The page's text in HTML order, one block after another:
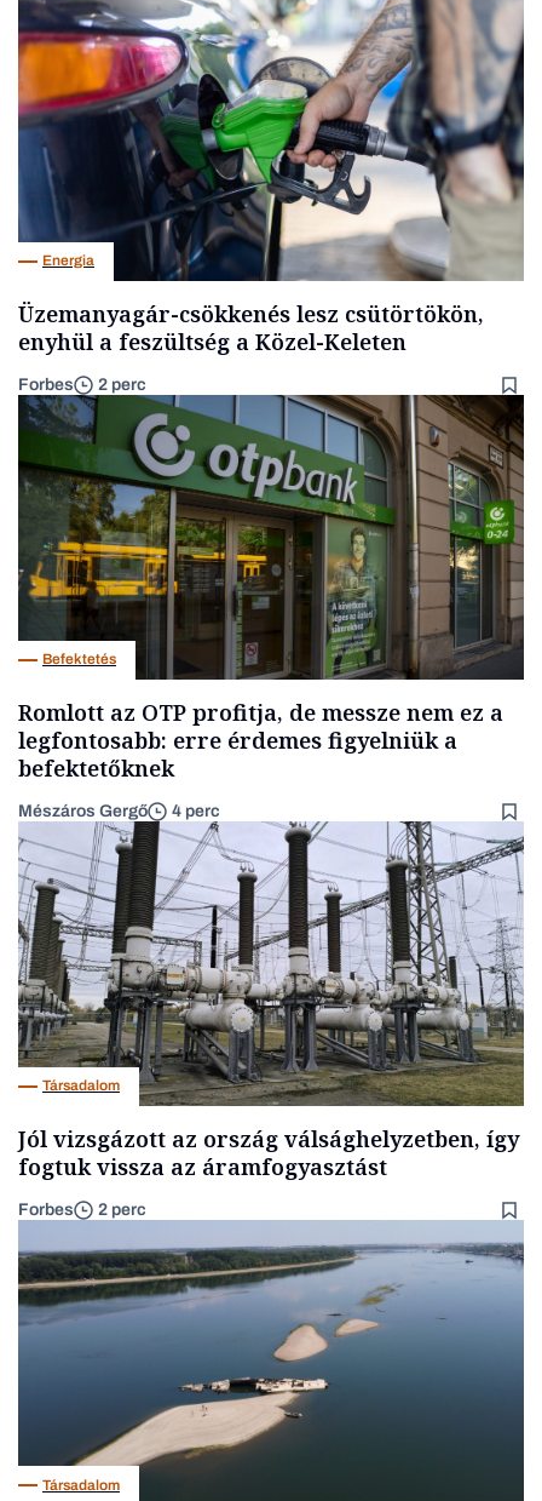
Energia
Üzemanyagár-csökkenés lesz csütörtökön,
enyhül a feszültség a Közel-Keleten
Forbes 2 perc
Befektetés
Romlott az OTP profitja, de messze nem ez a
legfontosabb: erre érdemes figyelniük a
befektetőknek
Mészáros Gergő 4 perc
Társadalom
Jól vizsgázott az ország válsághelyzetben, így
fogtuk vissza az áramfogyasztást
Forbes 2 perc
Társadalom